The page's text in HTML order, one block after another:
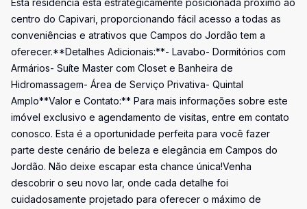
Esta residência está estrategicamente posicionada próximo ao
centro do Capivari, proporcionando fácil acesso a todas as
conveniências e atrativos que Campos do Jordão tem a
oferecer.**Detalhes Adicionais:**- Lavabo- Dormitórios com
Armários- Suíte Master com Closet e Banheira de
Hidromassagem- Área de Serviço Privativa- Quintal
Amplo**Valor e Contato:** Para mais informações sobre este
imóvel exclusivo e agendamento de visitas, entre em contato
conosco. Esta é a oportunidade perfeita para você fazer
parte deste cenário de beleza e elegância em Campos do
Jordão. Não deixe escapar esta chance única!Venha
descobrir o seu novo lar, onde cada detalhe foi
cuidadosamente projetado para oferecer o máximo de